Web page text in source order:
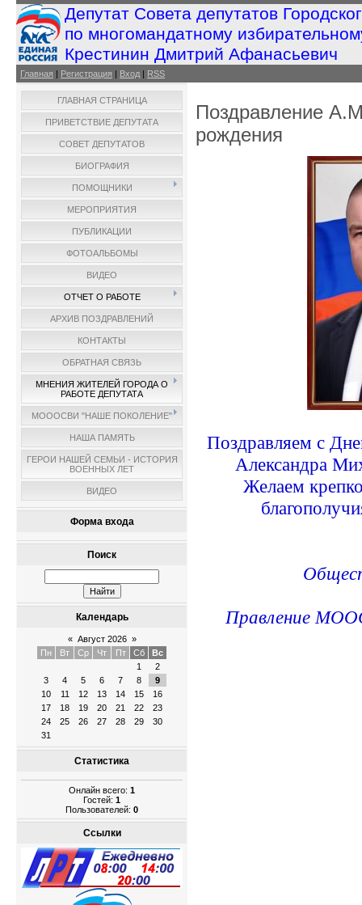
Депутат Совета депутатов
по многомандатному
Крестинин Дмитрий Афанасьевич
Главная | Регистрация | Вход | RSS
ГЛАВНАЯ СТРАНИЦА
ПРИВЕТСТВИЕ ДЕПУТАТА
СОВЕТ ДЕПУТАТОВ
БИОГРАФИЯ
ПОМОЩНИКИ
МЕРОПРИЯТИЯ
ПУБЛИКАЦИИ
ФОТОАЛЬБОМЫ
ВИДЕО
ОТЧЕТ О РАБОТЕ
АРХИВ ПОЗДРАВЛЕНИЙ
КОНТАКТЫ
ОБРАТНАЯ СВЯЗЬ
МНЕНИЯ ЖИТЕЛЕЙ ГОРОДА О
РАБОТЕ ДЕПУТАТА
МОООСВИ "НАШЕ ПОКОЛЕНИЕ"
НАША ПАМЯТЬ
ГЕРОИ НАШЕЙ СЕМЬИ - ИСТОРИЯ
ВОЕННЫХ ЛЕТ
ВИДЕО
Форма входа
Поиск
Календарь
« Август 2026 »
Пн
Вт Ср Чт Пт Сб
Вс
1
2
3
4 5 6 7 8
9
10
11 12 13 14 15
16
17
18 19 20 21 22
23
24
25 26 27 28 29
30
31
Статистика
Онлайн всего: 1
Гостей: 1
Пользователей: 0
Ссылки
Поздравление
рождения
Поздравляем с
Александра
Желаем
Правление